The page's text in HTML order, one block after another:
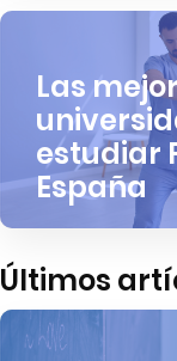
Las
estudiar
España
Últimos